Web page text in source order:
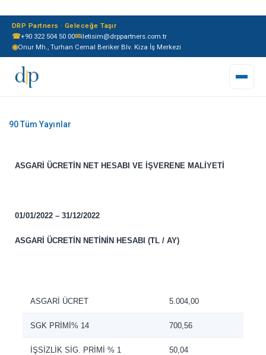
☎+90 322 504 50 00✉iletisim@drppartners.com.tr
◉Onur Mh., Turhan Cemal Beriker Blv. Kiza İş Merkezi
DRP Partners · Geleceğe Taşır
ASGARİ ÜCRETİN NET HESABI VE İŞVERENE MALİYETİ
01/01/2022 – 31/12/2022
ASGARİ ÜCRETİN NETİNİN HESABI (TL / AY)
ASGARİ ÜCRET 5.004,00
SGK PRİMİ% 14 700,56
İŞSİZLİK SİG. PRİMİ % 1 50,04